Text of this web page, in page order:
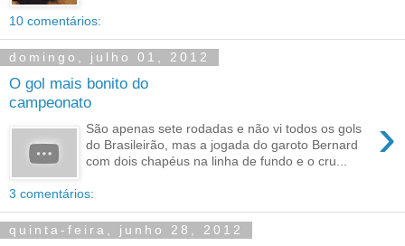
10 comentários:
domingo, julho 01, 2012
O gol mais bonito do
campeonato
›
São apenas sete rodadas e não vi todos os gols
do Brasileirão, mas a jogada do garoto Bernard
com dois chapéus na linha de fundo e o cru...
3 comentários:
quinta-feira, junho 28, 2012